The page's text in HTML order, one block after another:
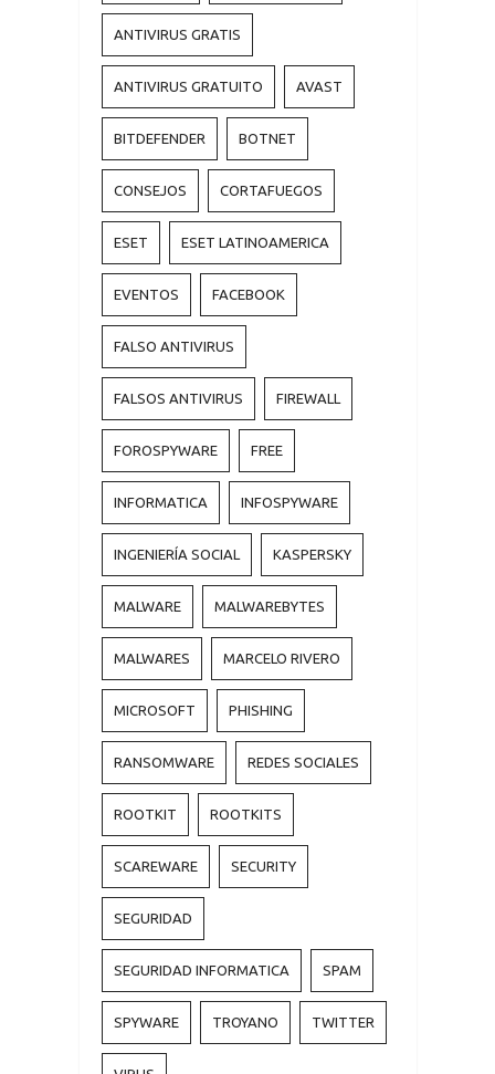
ANTIVIRUS GRATIS
ANTIVIRUS GRATUITO AVAST
BITDEFENDER BOTNET
CONSEJOS CORTAFUEGOS
ESET ESET LATINOAMERICA
EVENTOS FACEBOOK
FALSO ANTIVIRUS
FALSOS ANTIVIRUS FIREWALL
FOROSPYWARE FREE
INFORMATICA INFOSPYWARE
INGENIERÍA SOCIAL KASPERSKY
MALWARE MALWAREBYTES
MALWARES MARCELO RIVERO
MICROSOFT PHISHING
RANSOMWARE REDES SOCIALES
ROOTKIT ROOTKITS
SCAREWARE SECURITY
SEGURIDAD
SEGURIDAD INFORMATICA SPAM
SPYWARE TROYANO TWITTER